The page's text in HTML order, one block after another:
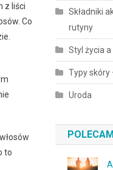
z liści
Co
to
Składniki
rutyny
Styl życia
Typy skóry
Uroda
POLECAM